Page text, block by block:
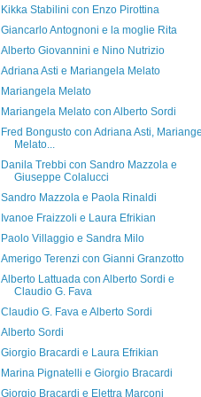
Kikka Stabilini con Enzo Pirottina
Giancarlo Antognoni e la moglie Rita
Alberto Giovannini e Nino Nutrizio
Adriana Asti e Mariangela Melato
Mariangela Melato
Mariangela Melato con Alberto Sordi
Fred Bongusto con Adriana Asti,
Melato...
Danila Trebbi con Sandro Mazzola e
Giuseppe Colalucci
Sandro Mazzola e Paola Rinaldi
Ivanoe Fraizzoli e Laura Efrikian
Paolo Villaggio e Sandra Milo
Amerigo Terenzi con Gianni Granzotto
Alberto Lattuada con Alberto Sordi e
Claudio G. Fava
Claudio G. Fava e Alberto Sordi
Alberto Sordi
Giorgio Bracardi e Laura Efrikian
Marina Pignatelli e Giorgio Bracardi
Giorgio Bracardi e Elettra Marconi